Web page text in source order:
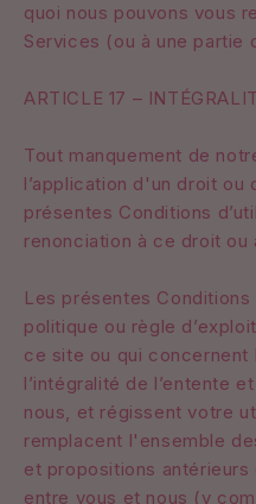
quoi nous pouvons vous
Services (ou à une partie
ARTICLE 17 –
Tout manquement de
l’application d'un droit
présentes Conditions
renonciation à ce droit
Les présentes Conditions
politique ou règle
ce site ou qui
l’intégralité de l’entente
nous, et régissent votre
remplacent l'ensemble
et propositions
entre vous et nous (y